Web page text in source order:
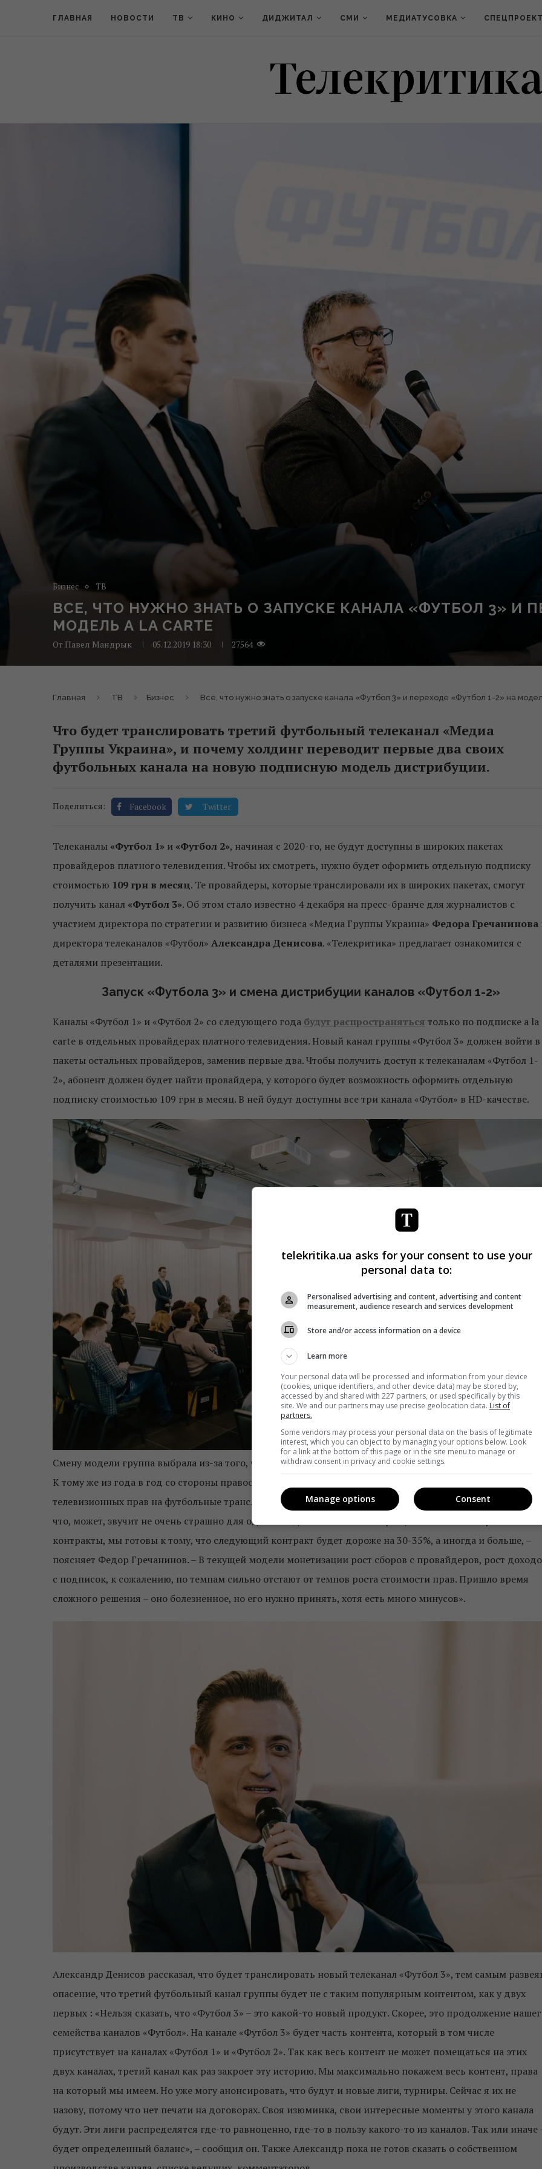
ГЛАВНАЯ НОВОСТИ ТВ КИНО ДИДЖИТАЛ СМИ МЕДИАТУСОВКА
Бизнес ТВ
ВСЕ, ЧТО НУЖНО ЗНАТЬ О ЗАПУСКЕ КАНАЛА «ФУТБОЛ 3» И
МОДЕЛЬ А LA CARTE
От Павел Мандрык 05.12.2019 18:30 27564
Главная ТВ Бизнес Все, что нужно знать о запуске канала «Футбол 3» и переходе «Футбол 1-2» на
Что будет транслировать третий футбольный телеканал «Медиа
Группы Украина», и почему холдинг переводит первые два своих
футбольных канала на новую подписную модель дистрибуции.
Поделиться: Facebook Twitter
Телеканалы «Футбол 1» и «Футбол 2», начиная с 2020-го, не будут доступны в широких пакетах
провайдеров платного телевидения. Чтобы их смотреть, нужно будет оформить отдельную подписку
стоимостью 109 грн в месяц. Те провайдеры, которые транслировали их в широких пакетах, смогут
получить канал «Футбол 3». Об этом стало известно 4 декабря на пресс-бранче для журналистов с
участием директора по стратегии и развитию бизнеса «Медиа Группы Украина» Федора Гречанинова
директора телеканалов «Футбол» Александра Денисова. «Телекритика» предлагает ознакомится с
деталями презентации.
Запуск «Футбола 3» и смена дистрибуции каналов «Футбол 1-2»
Каналы «Футбол 1» и «Футбол 2» со следующего года будут распространяться только по подписке а la
carte в отдельных провайдерах платного телевидения. Новый канал группы «Футбол 3» должен войти в
пакеты остальных провайдеров, заменив первые два. Чтобы получить доступ к телеканалам «Футбол 1-
2», абонент должен будет найти провайдера, у которого будет возможность оформить отдельную
подписку стоимостью 109 грн в месяц. В ней будут доступны все три канала «Футбол» в HD-качестве.
Смену модели группа выбрала из-за того, что футбольные каналы для группы всегда были убыточными.
К тому же из года в год со стороны правообладателей происходит регулярное повышение стоимости
телевизионных прав на футбольные трансляции. «Стоимость прав растет очень быстро – это 7-10% в год,
что, может, звучит не очень страшно для одного года. Но если мы говорим, что заключаем трехлетние
контракты, мы готовы к тому, что следующий контракт будет дороже на 30-35%, а иногда и больше, –
поясняет Федор Гречанинов. – В текущей модели монетизации рост сборов с провайдеров, рост
с подписок, к сожалению, по темпам сильно отстают от темпов роста стоимости прав. Пришло время
сложного решения – оно болезненное, но его нужно принять, хотя есть много минусов».
Александр Денисов рассказал, что будет транслировать новый телеканал «Футбол 3», тем самым
опасение, что третий футбольный канал группы будет не с таким популярным контентом, как у двух
первых : «Нельзя сказать, что «Футбол 3» – это какой-то новый продукт. Скорее, это продолжение
семейства каналов «Футбол». На канале «Футбол 3» будет часть контента, который в том числе
присутствует на каналах «Футбол 1» и «Футбол 2». Так как весь контент не может помещаться на этих
двух каналах, третий канал как раз закроет эту историю. Мы максимально покажем весь контент, права
на который мы имеем. Но уже могу анонсировать, что будут и новые лиги, турниры. Сейчас я их не
назову, потому что нет печати на договорах. Своя изюминка, свои интересные моменты у этого канала
будут. Эти лиги распределятся где-то равноценно, где-то в пользу какого-то из каналов. Так или иначе
будет определенный баланс», – сообщил он. Также Александр пока не готов сказать о собственном
telekritika.ua asks for your consent to use your
personal data to:
Personalised advertising and content, advertising and content
measurement, audience research and services development
Store and/or access information on a device
Learn more
Your personal data will be processed and information from your device
(cookies, unique identifiers, and other device data) may be stored by,
accessed by and shared with 227 partners, or used specifically by this
site. We and our partners may use precise geolocation data. List of
partners.
Some vendors may process your personal data on the basis of legitimate
interest, which you can object to by managing your options below. Look
for a link at the bottom of this page or in the site menu to manage or
withdraw consent in privacy and cookie settings.
Consent
Manage options